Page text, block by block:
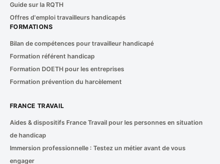
Guide sur la RQTH
Offres d'emploi travailleurs handicapés
FORMATIONS
Bilan de compétences pour travailleur handicapé
Formation référent handicap
Formation DOETH pour les entreprises
Formation prévention du harcèlement
FRANCE TRAVAIL
Aides & dispositifs France Travail pour les personnes en situation
de handicap
Immersion professionnelle : Testez un métier avant de vous
engager